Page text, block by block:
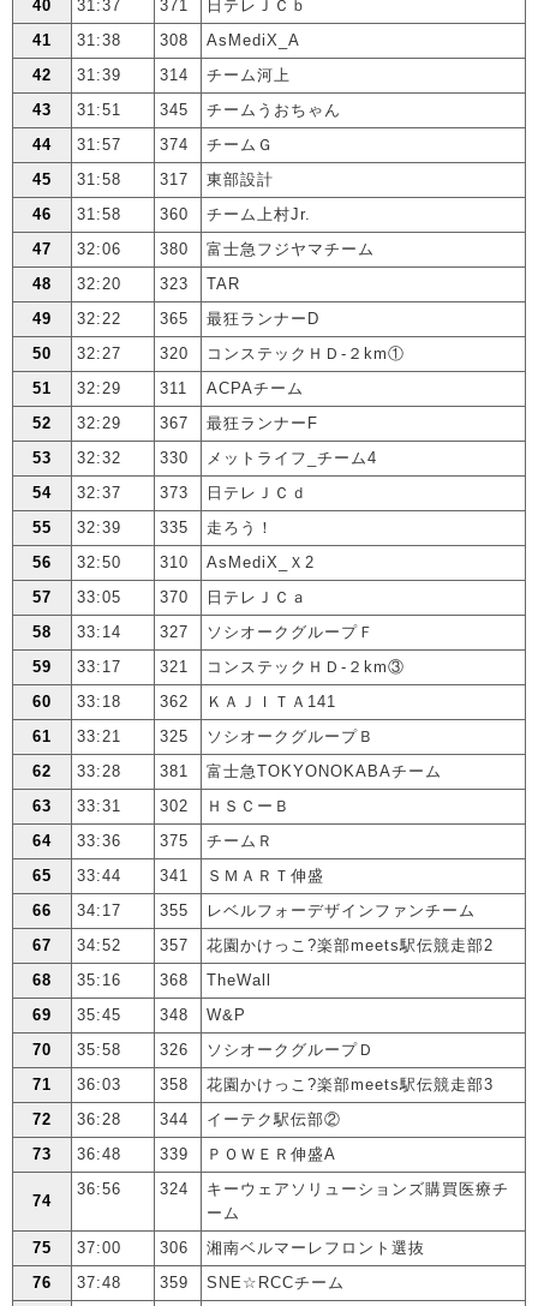
40 31:37 371
日テレＪＣｂ
41
31:38 308
AsMediX_A
42
31:39 314
チーム河上
43
31:51 345
チームうおちゃん
44
31:57 374
チームＧ
45
31:58 317
東部設計
46
31:58 360
チーム上村Jr.
47
32:06 380
富士急フジヤマチーム
48
32:20 323
TAR
49
32:22 365
最狂ランナーD
50
32:27 320
コンステックＨＤ-２km①
51
32:29 311
ACPAチーム
52
32:29 367
最狂ランナーF
53
32:32 330
メットライフ_チーム4
54
32:37 373
日テレＪＣｄ
55
32:39 335
走ろう！
56
32:50 310
AsMediX_Ｘ2
57
33:05 370
日テレＪＣａ
58
33:14 327
ソシオークグループＦ
59
33:17 321
コンステックＨＤ-２km③
60
33:18 362
ＫＡＪＩＴＡ141
61
33:21 325
ソシオークグループＢ
62
33:28 381
富士急TOKYONOKABAチーム
63
33:31 302
ＨＳＣーＢ
64
33:36 375
チームＲ
65
33:44 341
ＳＭＡＲＴ伸盛
66
34:17 355
レベルフォーデザインファンチーム
67
34:52 357
花園かけっこ?楽部meets駅伝競走部2
68
35:16 368
TheWall
69
35:45 348
W&P
70
35:58 326
ソシオークグループＤ
71
36:03 358
花園かけっこ?楽部meets駅伝競走部3
72
36:28 344
イーテク駅伝部②
73
36:48 339 ＰＯＷＥＲ伸盛A
74
36:56 324
キーウェアソリューションズ購買医療チ
ーム
75
37:00 306
湘南ベルマーレフロント選抜
76
37:48 359
SNE☆RCCチーム